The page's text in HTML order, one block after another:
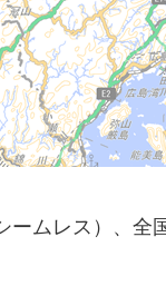
ームレス）、全